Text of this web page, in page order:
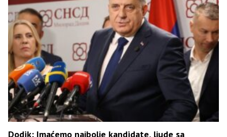
Dodik: Imaćemo najbolje kandidate, ljude sa